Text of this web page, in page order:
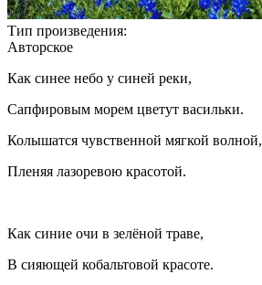
Тип произведения:
Авторское
Как синее небо у синей реки,
Сапфировым морем цветут васильки.
Колышатся чувственной мягкой волной,
Пленяя лазоревою красотой.
Как синие очи в зелёной траве,
В сияющей кобальтовой красоте.